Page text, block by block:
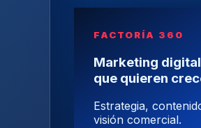
FACTORÍA 360
Marketing
que quieren
Estrategia,
visión comercial.